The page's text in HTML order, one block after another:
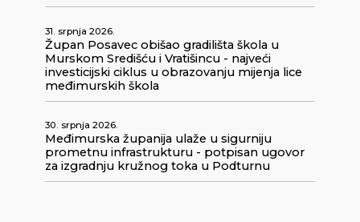
31. srpnja 2026.
Župan Posavec obišao gradilišta škola u
Murskom Središću i Vratišincu - najveći
investicijski ciklus u obrazovanju mijenja lice
međimurskih škola
30. srpnja 2026.
Međimurska županija ulaže u sigurniju
prometnu infrastrukturu - potpisan ugovor
za izgradnju kružnog toka u Podturnu